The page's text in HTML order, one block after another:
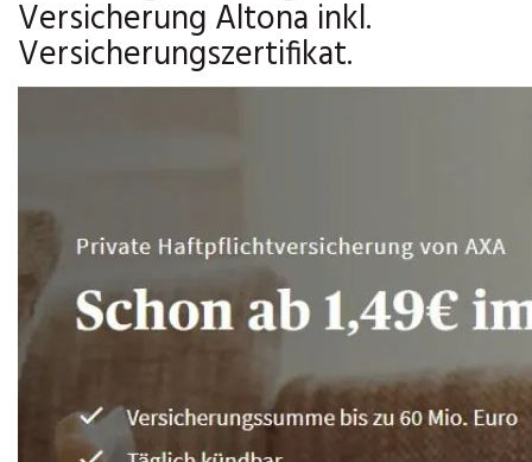
Versicherung Altona inkl.
Versicherungszertifikat.